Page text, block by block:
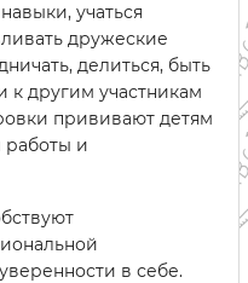
учаться
дружеские
делиться, быть
другим участникам
прививают детям
работы и
в себе.